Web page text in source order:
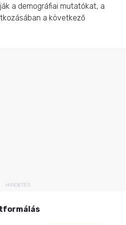
a demográfiai mutatókat, a
a következő
HIRDETÉS